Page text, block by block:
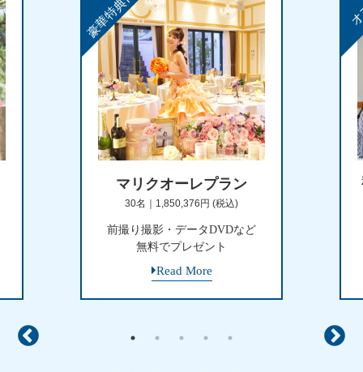
マリクオーレプラン
30名｜1,850,376円 (税込)
前撮り撮影・データDVDなど
無料でプレゼント
Read More